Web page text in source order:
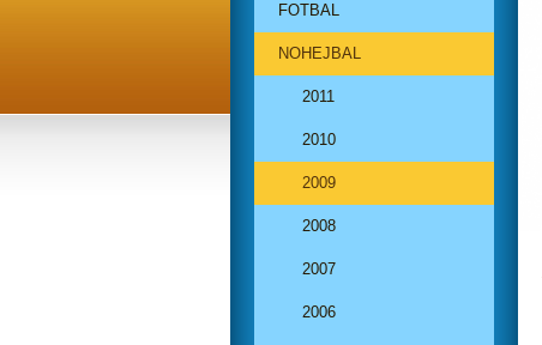
FOTBAL
NOHEJBAL
2011
2010
2009
2008
2007
2006